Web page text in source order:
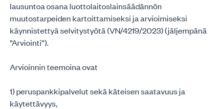
lausuntoa osana luottolaitoslainsäädännön
muutostarpeiden kartoittamiseksi ja arvioimiseksi
käynnistettyä selvitystyötä (VN/4219/2023) (jäljempänä
”Arviointi”).
Arvioinnin teemoina ovat
1) peruspankkipalvelut sekä käteisen saatavuus ja
käytettävyys,